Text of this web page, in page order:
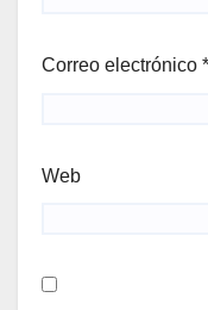
Correo electrónico *
Web